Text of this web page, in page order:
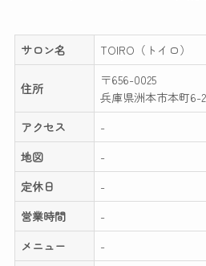
サロン名 TOIRO（トイロ）
住所
〒656-0025
兵庫県洲本市本町6-
アクセス
-
地図
-
定休日
-
営業時間
-
メニュー
-